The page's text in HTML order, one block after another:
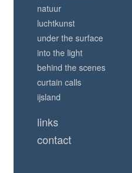
natuur
luchtkunst
under the surface
into the light
behind the scenes
curtain calls
ijsland
links
contact